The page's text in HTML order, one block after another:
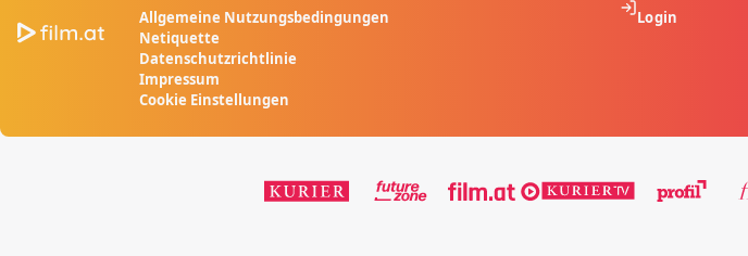
Allgemeine Nutzungsbedingungen
Netiquette
Datenschutzrichtlinie
Impressum
Cookie Einstellungen
Login